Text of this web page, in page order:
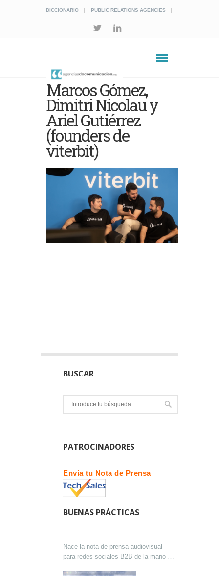
DICCIONARIO PUBLIC RELATIONS AGENCIES
Marcos Gómez,
Dimitri Nicolau y
Ariel Gutiérrez
(founders de
viterbit)
BUSCAR
PATROCINADORES
Envía tu Nota de Prensa
BUENAS PRÁCTICAS
Nace la nota de prensa audiovisual
para redes sociales B2B de la mano de